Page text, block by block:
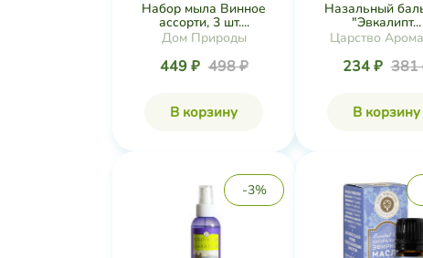
Набор мыла Винное
ассорти, 3 шт....
Дом Природы
449 ₽ 498 ₽
В корзину
Назальный
"Эвкалипт...
Царство
234 ₽ 381
В корзину
-3%